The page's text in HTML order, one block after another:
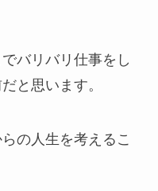
バリバリ仕事をし
と思います。
の人生を考えるこ